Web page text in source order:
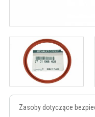
Zasoby dotyczące